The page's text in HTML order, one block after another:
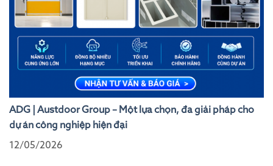
ADG | Austdoor Group – Một lựa chọn, đa giải pháp cho
dự án công nghiệp hiện đại
12/05/2026